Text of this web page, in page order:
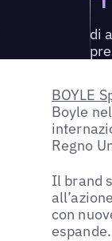
di
BOYLE
Boyle
Regno
Il brand
con
espande.